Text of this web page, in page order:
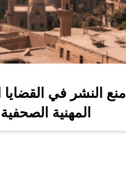
منع النشر في
المهنية